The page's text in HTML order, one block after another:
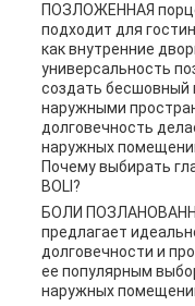
ПОЗЛОЖЕННАЯ
подходит для
как внутренние
универсальность
создать бесшовный
наружными
долговечность
наружных
Почему выбирать
BOLI?
БОЛИ
предлагает
долговечности и
ее популярным
наружных